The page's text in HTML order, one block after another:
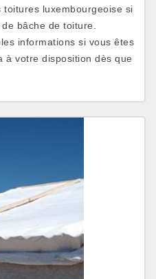
luxembourgeoise si
bâche de toiture.
informations si vous êtes
à votre disposition dès que